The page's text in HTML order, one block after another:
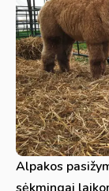
Alpakos